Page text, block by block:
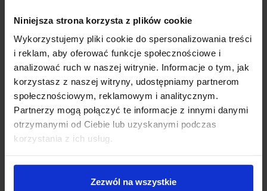
Niniejsza strona korzysta z plików cookie
Wykorzystujemy pliki cookie do spersonalizowania treści
i reklam, aby oferować funkcje społecznościowe i
analizować ruch w naszej witrynie. Informacje o tym, jak
korzystasz z naszej witryny, udostępniamy partnerom
społecznościowym, reklamowym i analitycznym.
Partnerzy mogą połączyć te informacje z innymi danymi
otrzymanymi od Ciebie lub uzyskanymi podczas
korzystania z ich usług.
Zezwól na wszystkie
Strumień światła 2700K-830lm, 3000K-880lm,
4000K-960lm
Temperatura barwy światła: biała ciepła 2700K-
3000K, biała naturalna 4000K
Kąt świecenia: ustawiany 20-50°
Średnica klosza 6cm
Wysokość max 20,4cm
Klasa szczelności IP20
Napięcie 230V
Kolory: czarny, biały
Sposób montażu natynkowy sufit